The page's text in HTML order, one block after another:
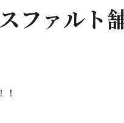
ファルト